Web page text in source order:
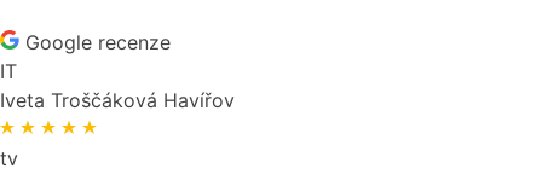
Google recenze
IT
Iveta Troščáková Havířov
tv